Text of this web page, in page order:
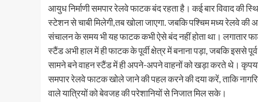
आयुध निर्माणी समपार रेलवे फाटक बंद रहता है। कई बार विवाद की
स्टेशन से चाबी मिलेगी,तब खोला जाएगा. जबकि पश्चिम मध्य रेलवे की
संचालन के समय भी यह फाटक कभी ऐसे बंद नहीं होता था। लगातार
स्टैंड अभी हाल में ही फाटक के पूर्वी क्षेत्र में बनाना पड़ा, जबकि इससे
सामने बने वाहन स्टैंड में ही अपने-अपने वाहनों को खड़ा करते थे। कृपया
समपार रेलवे फाटक खोले जाने की पहल करने की दया करें, ताकि
वाले यात्रियों को बेवजह की परेशानियों से निजात मिल सके।